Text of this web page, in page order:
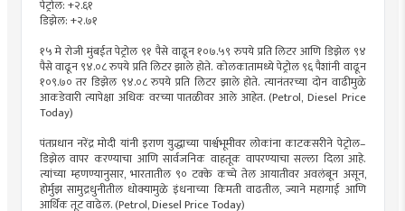
पेट्रोल: +२.६१
डिझेल: +२.७१
१५ मे रोजी मुंबईत पेट्रोल ९१ पैसे वाढून १०७.५९ रुपये प्रति लिटर आणि डिझेल ९४
पैसे वाढून ९४.०८ रुपये प्रति लिटर झाले होते. कोलकातामध्ये पेट्रोल ९६ पैशांनी वाढून
१०९.७० तर डिझेल ९४.०८ रुपये प्रति लिटर झाले होते. त्यानंतरच्या दोन वाढीमुळे
आकडेवारी त्यापेक्षा अधिक वरच्या पातळीवर आले आहेत. (Petrol, Diesel Price
Today)
पंतप्रधान नरेंद्र मोदी यांनी इराण युद्धाच्या पार्श्वभूमीवर लोकांना काटकसरीने पेट्रोल–
डिझेल वापर करण्याचा आणि सार्वजनिक वाहतूक वापरण्याचा सल्ला दिला आहे.
त्यांच्या म्हणण्यानुसार, भारतातील ९० टक्के कच्चे तेल आयातीवर अवलंबून असून,
होर्मुझ सामुद्रधुनीतील धोक्यामुळे इंधनाच्या किमती वाढतील, ज्याने महागाई आणि
आर्थिक तूट वाढेल. (Petrol, Diesel Price Today)